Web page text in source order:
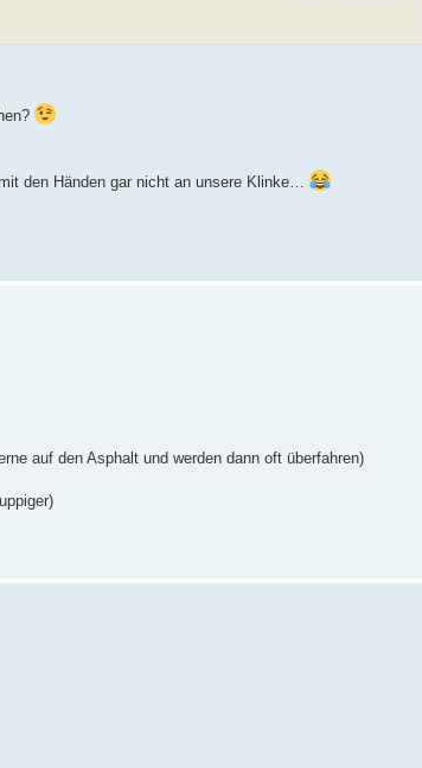
den Händen gar nicht an unsere Klinke…
auf den Asphalt und werden dann oft überfahren)